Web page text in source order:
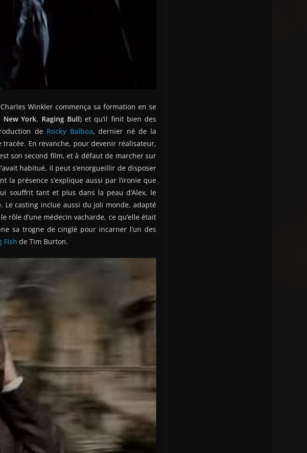
Winkler commença sa formation en se
New York, Raging Bull) et qu’il finit bien des
de Rocky Balboa, dernier né de la
En revanche, pour devenir réalisateur,
son second film, et à défaut de marcher sur
habitué, il peut s’enorgueillir de disposer
la présence s’explique aussi par l’ironie que
souffrit tant et plus dans la peau d’Alex, le
. Le casting inclue aussi du joli monde, adapté
rôle d’une médecin vacharde, ce qu’elle était
sa trogne de cinglé pour incarner l’un des
Fish de Tim Burton.